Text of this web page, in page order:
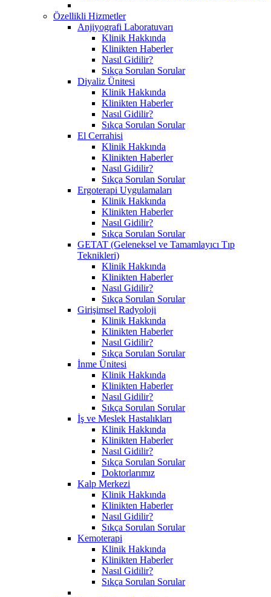
Özellikli Hizmetler
Anjiyografi Laboratuvarı
Klinik Hakkında
Klinikten Haberler
Nasıl Gidilir?
Sıkça Sorulan Sorular
Diyaliz Ünitesi
Klinik Hakkında
Klinikten Haberler
Nasıl Gidilir?
Sıkça Sorulan Sorular
El Cerrahisi
Klinik Hakkında
Klinikten Haberler
Nasıl Gidilir?
Sıkça Sorulan Sorular
Ergoterapi Uygulamaları
Klinik Hakkında
Klinikten Haberler
Nasıl Gidilir?
Sıkça Sorulan Sorular
GETAT (Geleneksel ve Tamamlayıcı Tıp
Teknikleri)
Klinik Hakkında
Klinikten Haberler
Nasıl Gidilir?
Sıkça Sorulan Sorular
Girişimsel Radyoloji
Klinik Hakkında
Klinikten Haberler
Nasıl Gidilir?
Sıkça Sorulan Sorular
İnme Ünitesi
Klinik Hakkında
Klinikten Haberler
Nasıl Gidilir?
Sıkça Sorulan Sorular
İş ve Meslek Hastalıkları
Klinik Hakkında
Klinikten Haberler
Nasıl Gidilir?
Sıkça Sorulan Sorular
Doktorlarımız
Kalp Merkezi
Klinik Hakkında
Klinikten Haberler
Nasıl Gidilir?
Sıkça Sorulan Sorular
Kemoterapi
Klinik Hakkında
Klinikten Haberler
Nasıl Gidilir?
Sıkça Sorulan Sorular